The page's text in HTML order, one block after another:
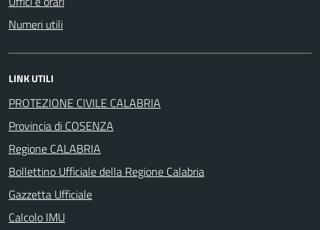
Numeri utili
LINK UTILI
PROTEZIONE CIVILE CALABRIA
Provincia di COSENZA
Regione CALABRIA
Bollettino Ufficiale della Regione Calabria
Gazzetta Ufficiale
Calcolo IMU